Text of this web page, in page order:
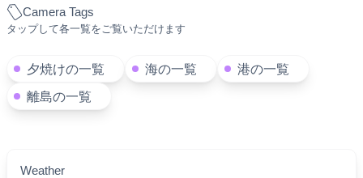
Camera Tags
タップして各一覧をご覧いただけます
夕焼けの一覧 海の一覧
港の一覧
離島の一覧
Weather